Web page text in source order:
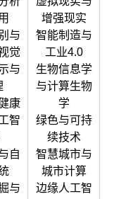
与
觉
与
康
智
自
与
增强现实
智能制造与
工业4.0
生物信息学
与计算生物
学
绿色与可持
续技术
智慧城市与
城市计算
边缘人工智